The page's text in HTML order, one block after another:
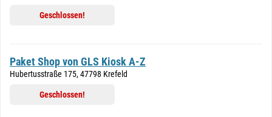
Geschlossen!
Paket Shop von GLS Kiosk A-Z
Hubertusstraße 175, 47798 Krefeld
Geschlossen!